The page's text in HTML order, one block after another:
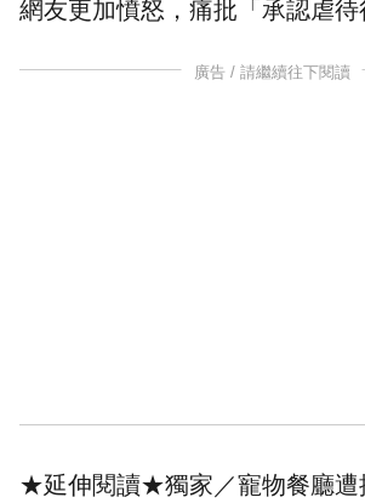
網友更加憤怒，痛批「承認虐待
廣告 / 請繼續往下閱讀
★延伸閱讀★獨家／寵物餐廳